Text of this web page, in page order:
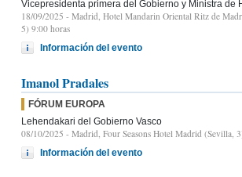
Vicepresidenta primera del Gobierno y Ministra de
18/09/2025 - Madrid, Hotel Mandarin Oriental Ritz de
5) 9:00 horas
Información del evento
Imanol Pradales
FÓRUM EUROPA
Lehendakari del Gobierno Vasco
08/10/2025 - Madrid, Four Seasons Hotel Madrid (Sevilla,
Información del evento